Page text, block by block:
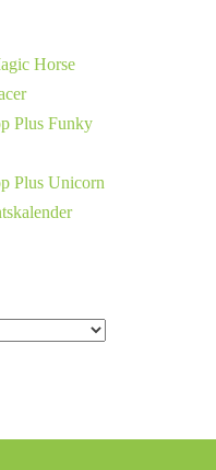
Horse
Plus Funky
Plus Unicorn